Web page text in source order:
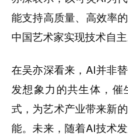
能支持高质量、高效率
中国艺术家实现技术自主
在吴亦深看来，AI并非
发想象力的共生体，催
式，为艺术产业带来新
能。未来，随着AI技术